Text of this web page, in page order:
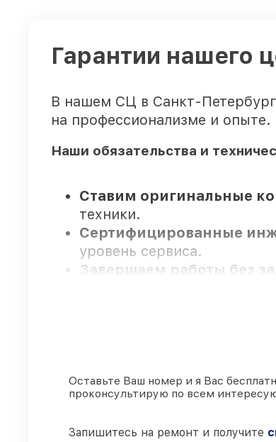
Гарантии нашего
В нашем СЦ в Санкт-
на профессионализме и опыте.
Наши обязательства и
Ставим оригинальные
техники.
Сертифицированные
уровень сервиса.
Завершаем работы без
80%заказов по ремонту
запчастей FLIR в
Подлинные запчасти
Оставьте Ваш номер и я Вас
проконсультирую по всем
Запишитесь на ремонт и получите